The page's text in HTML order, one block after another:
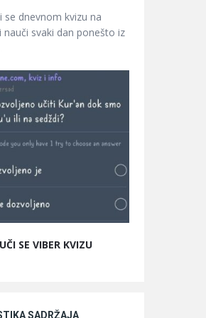
se dnevnom kvizu na
nauči svaki dan ponešto iz
SE VIBER KVIZU
SADRŽAJA